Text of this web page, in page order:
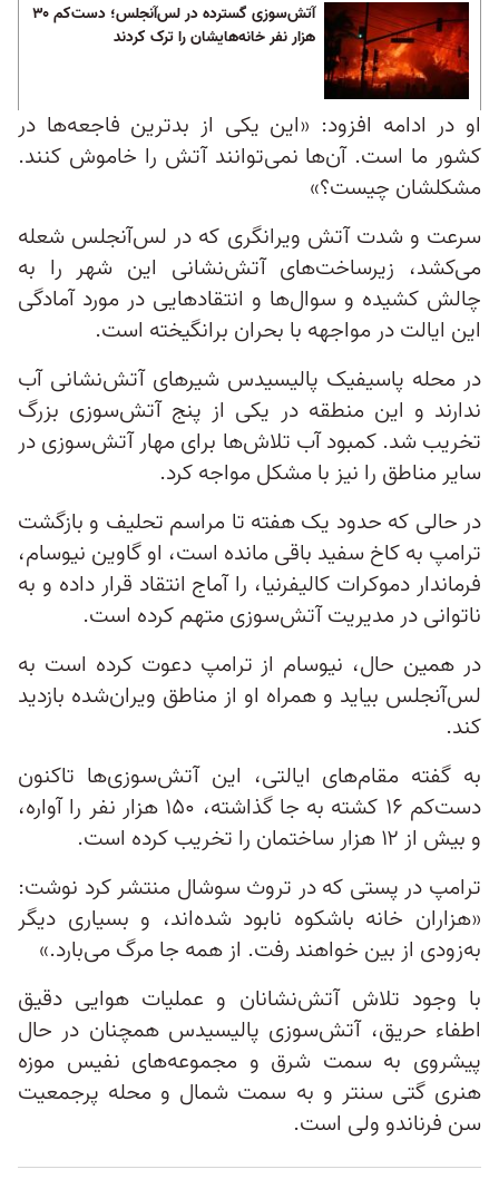
آتش‌سوزی گسترده در لس‌آنجلس؛ دست‌کم ۳۰
هزار نفر خانه‌هایشان را ترک کردند
او در ادامه افزود: «این یکی از بدترین فاجعه‌ها در
کشور ما است. آن‌ها نمی‌توانند آتش را خاموش کنند.
مشکلشان چیست؟»
سرعت و شدت آتش ویرانگری که در لس‌آنجلس شعله
می‌کشد، زیرساخت‌های آتش‌نشانی این شهر را به
چالش کشیده و سوال‌ها و انتقادهایی در مورد آمادگی
این ایالت در مواجهه با بحران برانگیخته است.
در محله پاسیفیک پالیسیدس شیرهای آتش‌نشانی آب
ندارند و این منطقه در یکی از پنج آتش‌سوزی بزرگ
تخریب شد. کمبود آب تلاش‌ها برای مهار آتش‌سوزی در
سایر مناطق را نیز با مشکل مواجه کرد.
در حالی که حدود یک هفته تا مراسم تحلیف و بازگشت
ترامپ به کاخ سفید باقی مانده است، او گاوین نیوسام،
فرماندار دموکرات کالیفرنیا، را آماج انتقاد قرار داده و به
ناتوانی در مدیریت آتش‌سوزی متهم کرده است.
در همین حال، نیوسام از ترامپ دعوت کرده است به
لس‌آنجلس بیاید و همراه او از مناطق ویران‌شده بازدید
کند.
به گفته مقام‌های ایالتی، این آتش‌سوزی‌ها تاکنون
دست‌کم ۱۶ کشته به جا گذاشته، ۱۵۰ هزار نفر را آواره،
و بیش از ۱۲ هزار ساختمان را تخریب کرده است.
ترامپ در پستی که در تروث سوشال منتشر کرد نوشت:
«هزاران خانه باشکوه نابود شده‌اند، و بسیاری دیگر
به‌زودی از بین خواهند رفت. از همه جا مرگ می‌بارد.»
با وجود تلاش آتش‌نشانان و عملیات هوایی دقیق
اطفاء حریق، آتش‌سوزی پالیسیدس همچنان در حال
پیشروی به سمت شرق و مجموعه‌های نفیس موزه
هنری گتی سنتر و به سمت شمال و محله پرجمعیت
سن فرناندو ولی است.